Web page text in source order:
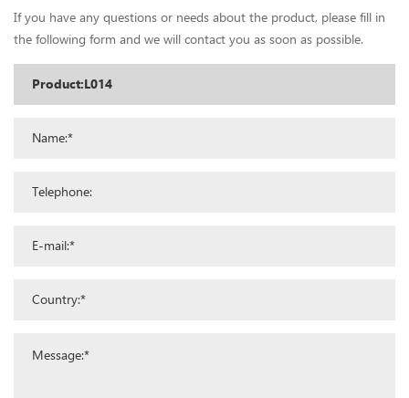
If you have any questions or needs about the product, please fill in
the following form and we will contact you as soon as possible.